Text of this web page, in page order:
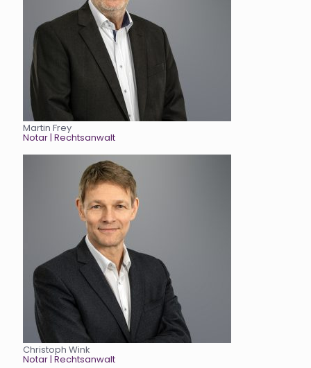
Martin Frey
Notar| Rechtsanwalt
Christoph Wink
Notar| Rechtsanwalt